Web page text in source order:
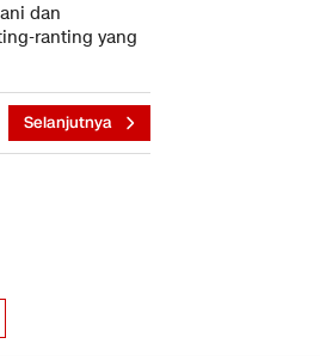
dan
ranting yang
Selanjutnya